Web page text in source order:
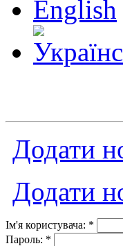
Додати
Додати
Ім'я користувача: *
Пароль: *